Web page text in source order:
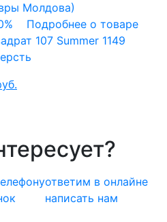
Молдова)
Подробнее о товаре
107 Summer 1149
ответим в онлайне
написать нам